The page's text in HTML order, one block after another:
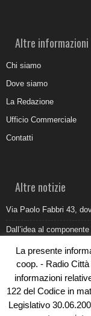
Altre informazioni
Chi siamo
Dove siamo
La Redazione
Ufficio Commerciale
Contatti
Altre notizie
Via Paolo Fabbri 43,
Dall’idea al
Belvedere Marittimo e
Come organizzare e
Umidità di risalita in
La presente
coop. - Radio
informazioni
122 del Codice in
Legislativo